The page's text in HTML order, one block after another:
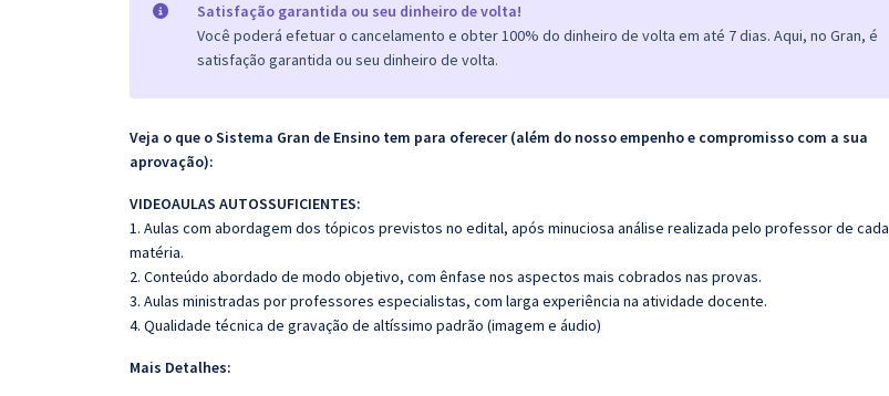
Satisfação garantida ou seu dinheiro de volta!
Você poderá efetuar o cancelamento e obter 100% do dinheiro de volta em até 7 dias. Aqui, no Gran, é
satisfação garantida ou seu dinheiro de volta.
Veja o que o Sistema Gran de Ensino tem para oferecer (além do nosso empenho e compromisso com a sua
aprovação):
VIDEOAULAS AUTOSSUFICIENTES:
1. Aulas com abordagem dos tópicos previstos no edital, após minuciosa análise realizada pelo professor de cada
matéria.
2. Conteúdo abordado de modo objetivo, com ênfase nos aspectos mais cobrados nas provas.
3. Aulas ministradas por professores especialistas, com larga experiência na atividade docente.
4. Qualidade técnica de gravação de altíssimo padrão (imagem e áudio)
Mais Detalhes: